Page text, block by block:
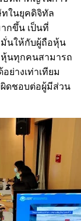
ในยุคดิจิทัล
กขึ้น เป็นที่
มั่นให้กับผู้ถือหุ้น
หุ้นทุกคนสามารถ
ย่างเท่าเทียม
ผิดชอบต่อผู้มีส่วน